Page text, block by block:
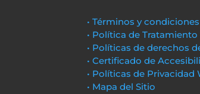
• Términos y condiciones
• Política de
• Políticas de derechos
• Certificado de
• Políticas de Privacidad
• Mapa del Sitio